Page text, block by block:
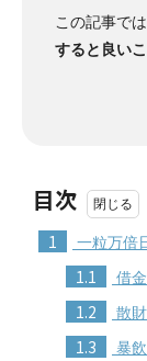
この記事では
すると良い
目次
1 一粒万倍
1.1 借
1.2 散
1.3 暴